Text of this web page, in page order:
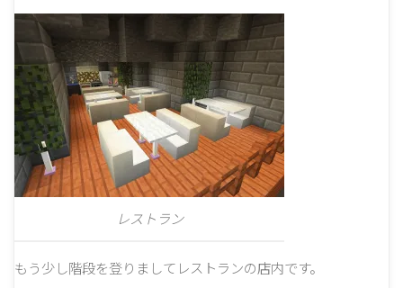
レストラン
もう少し階段を登りましてレストランの店内です。